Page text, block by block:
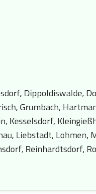
Dippoldiswalde,
Grumbach,
Kesselsdorf,
Liebstadt,
Reinhardtsdorf,